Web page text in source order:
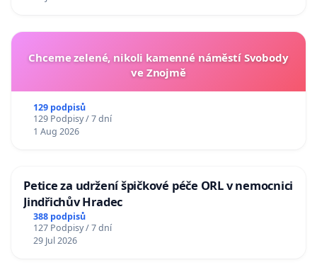
Chceme zelené, nikoli kamenné náměstí Svobody
ve Znojmě
129 podpisů
129 Podpisy / 7 dní
1 Aug 2026
Petice za udržení špičkové péče ORL v nemocnici
Jindřichův Hradec
388 podpisů
127 Podpisy / 7 dní
29 Jul 2026